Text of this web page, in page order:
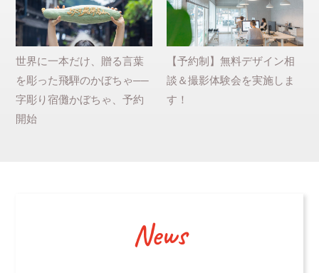
世界に一本だけ、贈る言葉
を彫った飛騨のかぼちゃ──
字彫り宿儺かぼちゃ、予約
開始
【予約制】無料デザイン相
談＆撮影体験会を実施しま
す！
News